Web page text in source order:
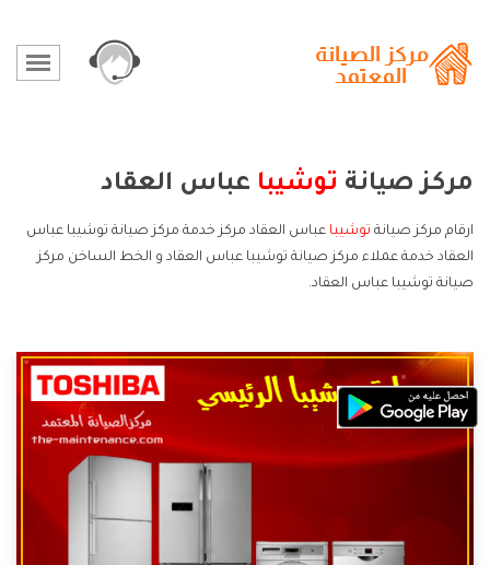
مركز صيانة توشيبا عباس العقاد
ارقام مركز صيانة توشيبا عباس العقاد مركز خدمة مركز صيانة توشيبا عباس
العقاد خدمة عملاء مركز صيانة توشيبا عباس العقاد و الخط الساخن مركز
صيانة توشيبا عباس العقاد.